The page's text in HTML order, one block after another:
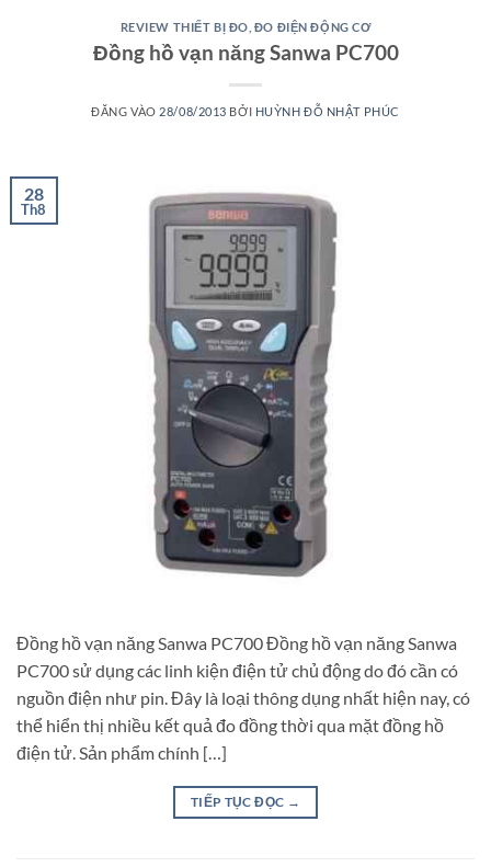
REVIEW THIẾT BỊ ĐO ĐO ĐIỆN ĐỘNG CƠ
Đồng hồ vạn năng Sanwa PC700
ĐĂNG VÀO 28/08/2013 BỞI HUỲNH ĐỖ NHẬT PHÚC
28
Th8
Đồng hồ vạn năng Sanwa PC700 Đồng hồ vạn năng Sanwa
PC700 sử dụng các linh kiện điện tử chủ động do đó cần có
nguồn điện như pin. Đây là loại thông dụng nhất hiện nay, có
thể hiển thị nhiều kết quả đo đồng thời qua mặt đồng hồ
điện tử. Sản phẩm chính […]
TIẾP TỤC ĐỌC →